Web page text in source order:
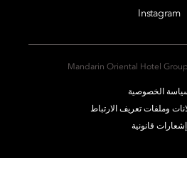
Instagram
الخصوصية
وملفات تعريف الارتباط
إشعارات قانونية